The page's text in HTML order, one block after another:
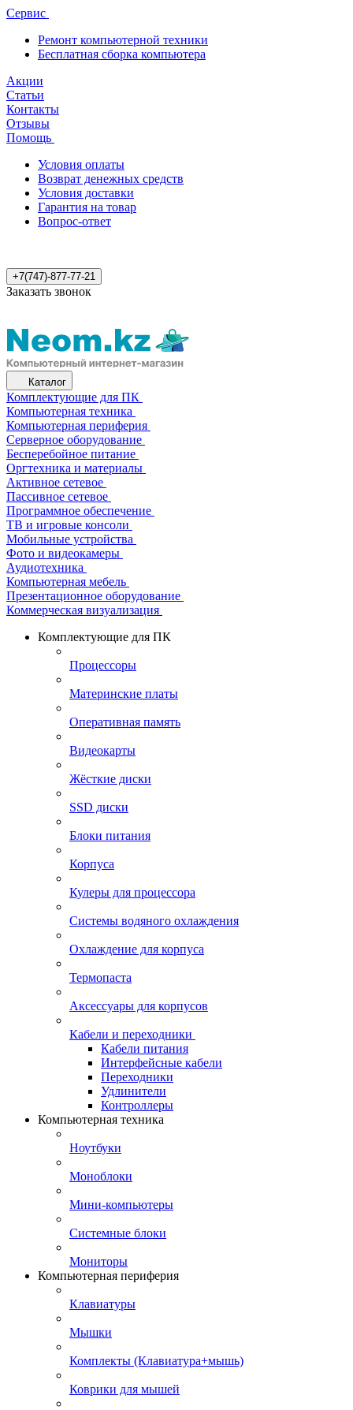
Сервис
Ремонт компьютерной техники
Бесплатная сборка компьютера
Акции
Статьи
Контакты
Отзывы
Помощь
Условия оплаты
Возврат денежных средств
Условия доставки
Гарантия на товар
Вопрос-ответ
+7(747)-877-77-21
Заказать звонок
Каталог
Комплектующие для ПК
Компьютерная техника
Компьютерная периферия
Серверное оборудование
Бесперебойное питание
Оргтехника и материалы
Активное сетевое
Пассивное сетевое
Программное обеспечение
ТВ и игровые консоли
Мобильные устройства
Фото и видеокамеры
Аудиотехника
Компьютерная мебель
Презентационное оборудование
Коммерческая визуализация
Комплектующие для ПК
Процессоры
Материнские платы
Оперативная память
Видеокарты
Жёсткие диски
SSD диски
Блоки питания
Корпуса
Кулеры для процессора
Системы водяного охлаждения
Охлаждение для корпуса
Термопаста
Аксессуары для корпусов
Кабели и переходники
Кабели питания
Интерфейсные кабели
Переходники
Удлинители
Контроллеры
Компьютерная техника
Ноутбуки
Моноблоки
Мини-компьютеры
Системные блоки
Мониторы
Компьютерная периферия
Клавиатуры
Мышки
Комплекты (Клавиатура+мышь)
Коврики для мышей